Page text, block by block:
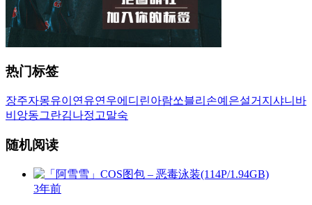
热门标签
장주자몽유이 연유연우에디린아람쏘블리 손예은설거지 샤니 바
비앙동그란김나정 고말숙
随机阅读
3年前